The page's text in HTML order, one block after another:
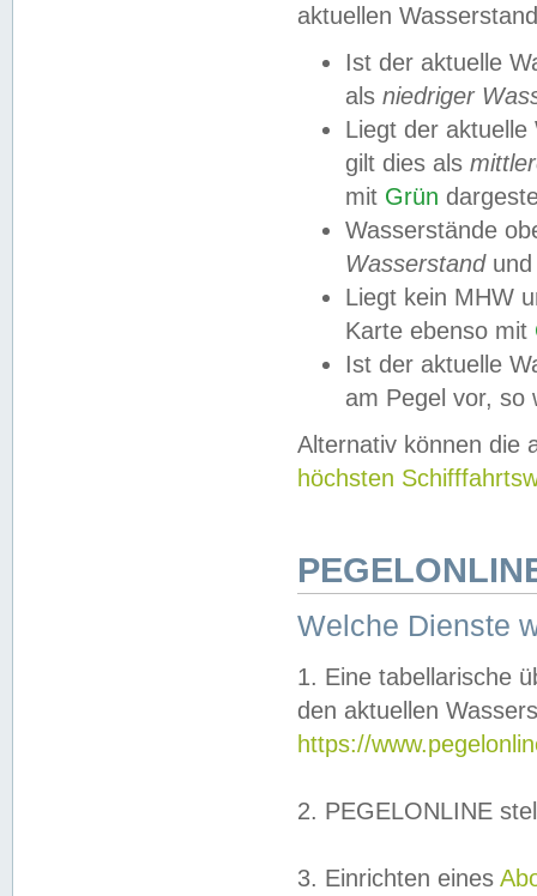
aktuellen
Ist der aktuelle
als niedriger
Liegt der
gilt dies als
mit Grün
Wasserstände
Wasserstandund
Liegt kein MHW
Karte ebenso mit
Ist der aktuelle
am Pegel vor,
Alternativ können die
höchsten
Welche Dienste
1. Eine tabellarische
den aktuellen
https://
2. PEGELONLINE
3. Einrichten eines